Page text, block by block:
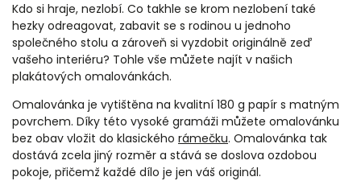
Kdo si hraje, nezlobí. Co takhle se krom nezlobení také
hezky odreagovat, zabavit se s rodinou u jednoho
společného stolu a zároveň si vyzdobit originálně zeď
vašeho interiéru? Tohle vše můžete najít v našich
plakátových omalovánkách.
Omalovánka je vytištěna na kvalitní 180 g papír s matným
povrchem. Díky této vysoké gramáži můžete omalovánku
bez obav vložit do klasického rámečku. Omalovánka tak
dostává zcela jiný rozměr a stává se doslova ozdobou
pokoje, přičemž každé dílo je jen váš originál.